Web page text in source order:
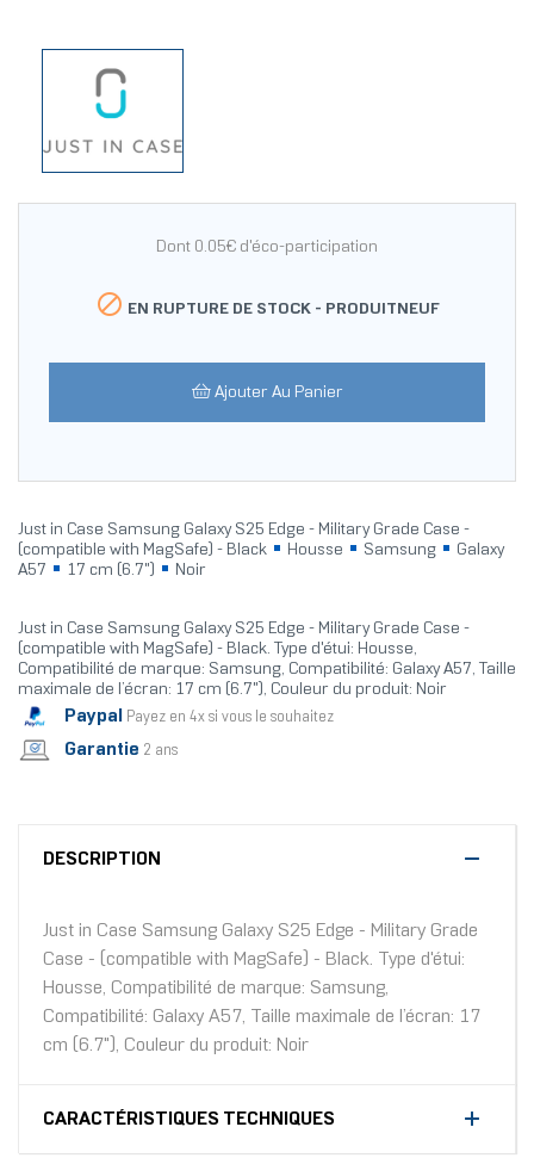
Dont 0.05€ d'éco-participation
 EN RUPTURE DE STOCK - PRODUITNEUF
Ajouter Au Panier
Just in Case Samsung Galaxy S25 Edge - Military Grade Case -
(compatible with MagSafe) - Black
Housse Samsung
Galaxy
A57
17 cm (6.7") Noir
Just in Case Samsung Galaxy S25 Edge - Military Grade Case -
(compatible with MagSafe) - Black. Type d'étui: Housse,
Compatibilité de marque: Samsung, Compatibilité: Galaxy A57, Taille
maximale de l’écran: 17 cm (6.7"), Couleur du produit: Noir
Paypal Payez en 4x si vous le souhaitez
Garantie 2 ans
DESCRIPTION
Just in Case Samsung Galaxy S25 Edge - Military Grade
Case - (compatible with MagSafe) - Black. Type d'étui:
Housse, Compatibilité de marque: Samsung,
Compatibilité: Galaxy A57, Taille maximale de l’écran: 17
cm (6.7"), Couleur du produit: Noir
CARACTÉRISTIQUES TECHNIQUES